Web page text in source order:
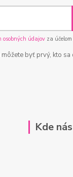
osobných údajovza
byť prvý, kto sa
Kde